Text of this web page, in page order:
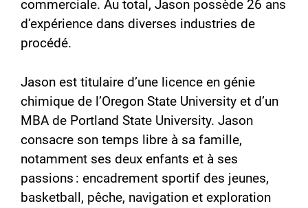
commerciale. Au total, Jason possède 26 ans
d’expérience dans diverses industries de
procédé.
Jason est titulaire d’une licence en génie
chimique de l’Oregon State University et d’un
MBA de Portland State University. Jason
consacre son temps libre à sa famille,
notamment ses deux enfants et à ses
passions : encadrement sportif des jeunes,
basketball, pêche, navigation et exploration